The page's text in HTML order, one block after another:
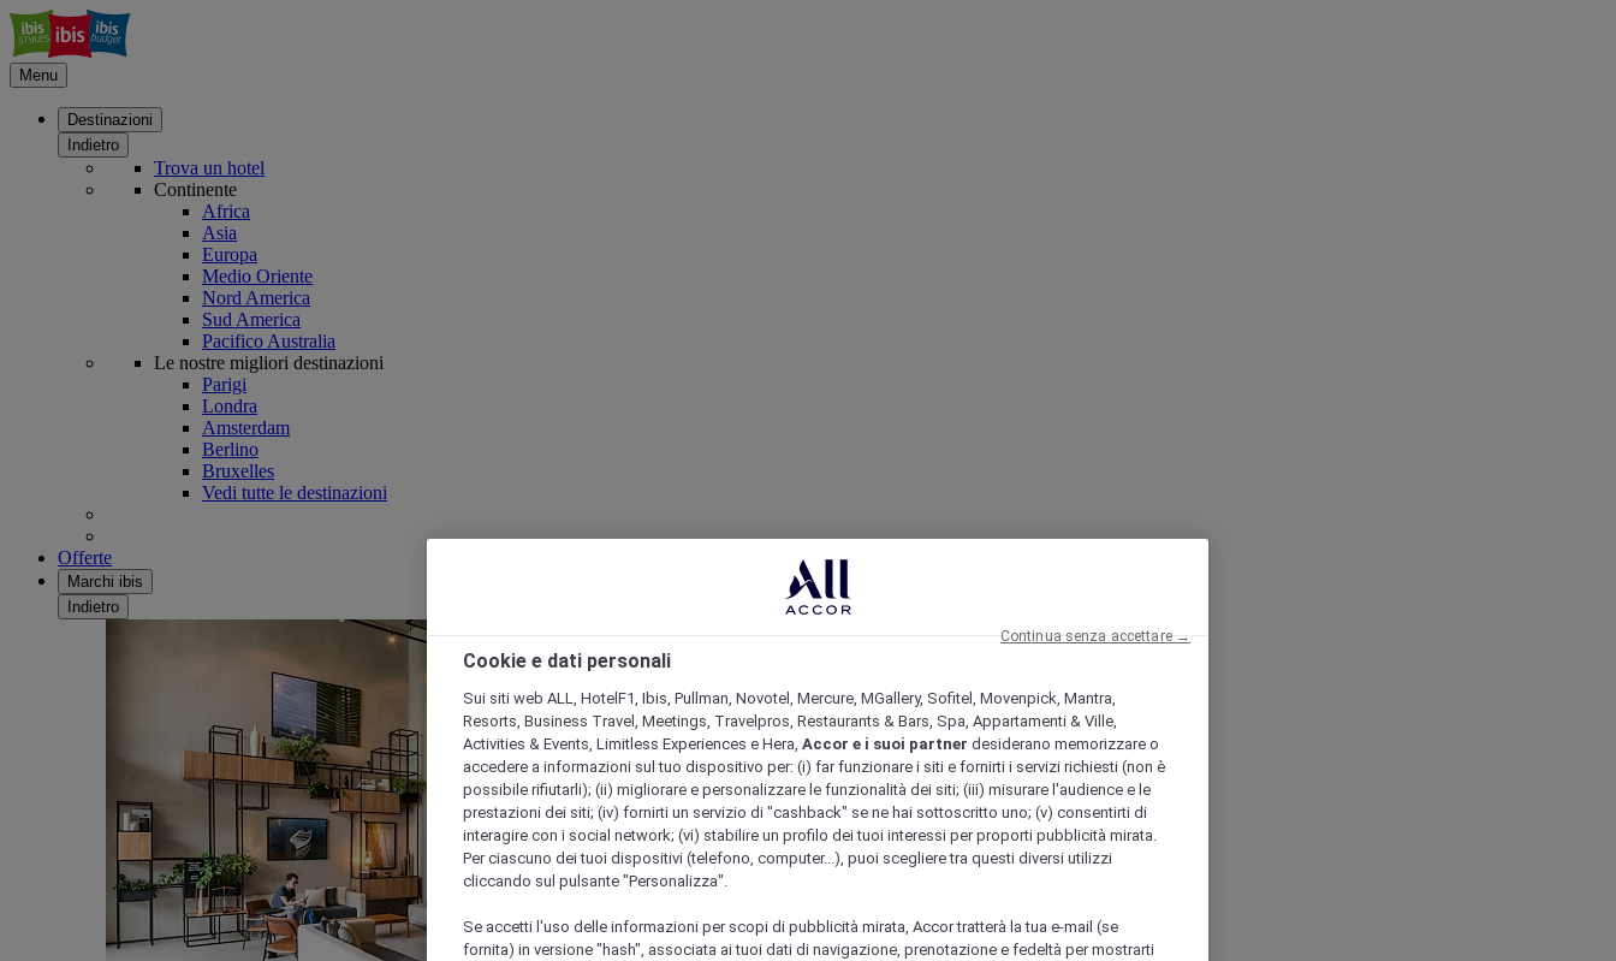
Menu
Destinazioni
Indietro
Trova un hotel
Continente
Africa
Asia
Europa
Medio Oriente
Nord America
Sud America
Pacifico Australia
Le nostre migliori destinazioni
Parigi
Londra
Amsterdam
Berlino
Bruxelles
Vedi tutte le destinazioni
Offerte
Marchi ibis
Indietro
Cookie e dati personali
Sui siti web ALL, HotelF1, Ibis, Pullman, Novotel, Mercure, MGallery, Sofitel, Movenpick, Mantra,
Resorts, Business Travel, Meetings, Travelpros, Restaurants & Bars, Spa, Appartamenti & Ville,
Activities & Events, Limitless Experiences e Hera, Accor e i suoi partner desiderano memorizzare o
accedere a informazioni sul tuo dispositivo per: (i) far funzionare i siti e fornirti i servizi richiesti (non è
possibile rifiutarli); (ii) migliorare e personalizzare le funzionalità dei siti; (iii) misurare l'audience e le
prestazioni dei siti; (iv) fornirti un servizio di "cashback" se ne hai sottoscritto uno; (v) consentirti di
interagire con i social network; (vi) stabilire un profilo dei tuoi interessi per proporti pubblicità mirata.
Per ciascuno dei tuoi dispositivi (telefono, computer...), puoi scegliere tra questi diversi utilizzi
cliccando sul pulsante "Personalizza".
Se accetti l'uso delle informazioni per scopi di pubblicità mirata, Accor tratterà la tua e-mail (se
fornita) in versione "hash", associata ai tuoi dati di navigazione, prenotazione e fedeltà per mostrarti
Continua senza accettare →